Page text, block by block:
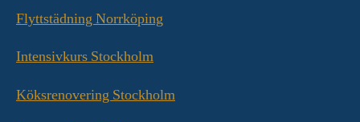
Flyttstädning Norrköping
Intensivkurs Stockholm
Köksrenovering Stockholm